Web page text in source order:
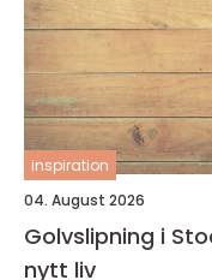
inspiration
04. August 2026
Golvslipning i
nytt liv